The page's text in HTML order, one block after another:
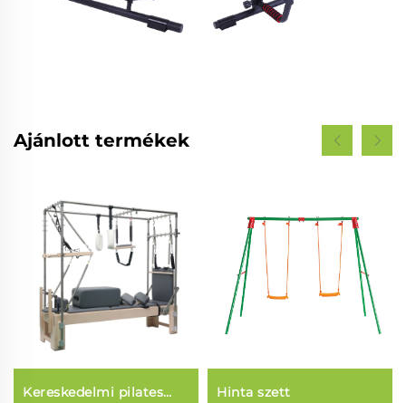
Ajánlott termékek
Kereskedelmi pilates
Hinta szett